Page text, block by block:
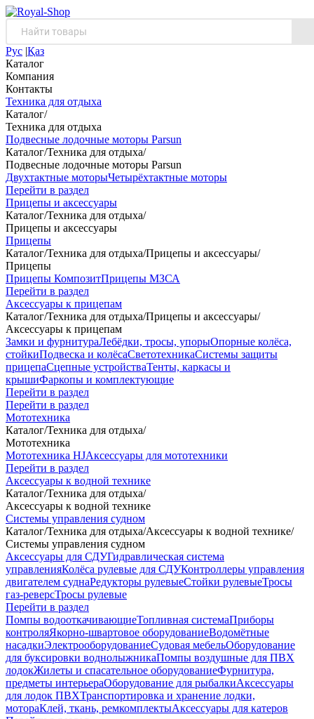
Рус |Қаз
Каталог
Компания
Контакты
Техника для отдыха
Каталог/
Техника для отдыха
Подвесные лодочные моторы Parsun
Каталог/Техника для отдыха/
Подвесные лодочные моторы Parsun
Двухтактные моторыЧетырёхтактные моторы
Перейти в раздел
Прицепы и аксессуары
Каталог/Техника для отдыха/
Прицепы и аксессуары
Прицепы
Каталог/Техника для отдыха/Прицепы и аксессуары/
Прицепы
Прицепы КомпозитПрицепы МЗСА
Перейти в раздел
Аксессуары к прицепам
Каталог/Техника для отдыха/Прицепы и аксессуары/
Аксессуары к прицепам
Замки и фурнитураЛебёдки, тросы, упорыОпорные колёса,
стойкиПодвеска и колёсаСветотехникаСистемы защиты
прицепаСцепные устройстваТенты, каркасы и
крышиФаркопы и комплектующие
Перейти в раздел
Перейти в раздел
Мототехника
Каталог/Техника для отдыха/
Мототехника
Мототехника HJАксессуары для мототехники
Перейти в раздел
Аксессуары к водной технике
Каталог/Техника для отдыха/
Аксессуары к водной технике
Системы управления судном
Каталог/Техника для отдыха/Аксессуары к водной технике/
Системы управления судном
Аксессуары для СДУГидравлическая система
управленияКолёса рулевые для СДУКонтроллеры управления
двигателем суднаРедукторы рулевыеСтойки рулевыеТросы
газ-реверсТросы рулевые
Перейти в раздел
Помпы водооткачивающиеТопливная системаПриборы
контроляЯкорно-швартовое оборудованиеВодомётные
насадкиЭлектрооборудованиеСудовая мебельОборудование
для буксировки воднолыжникаПомпы воздушные для ПВХ
лодокЖилеты и спасательное оборудованиеФурнитура,
предметы интерьераОборудование для рыбалкиАксессуары
для лодок ПВХТранспортировка и хранение лодки,
мотораКлей, ткань, ремкомплектыАксессуары для катеров